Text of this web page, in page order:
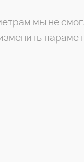
мы не